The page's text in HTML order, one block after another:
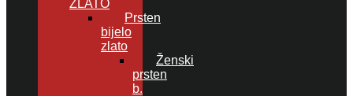
ZLATO
Prsten
bijelo
zlato
Ženski
prsten
b.